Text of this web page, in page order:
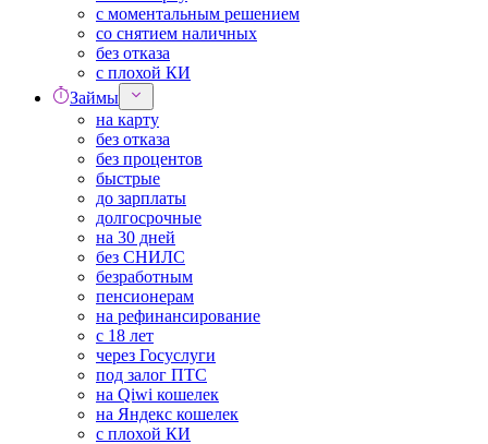
с моментальным решением
со снятием наличных
без отказа
с плохой КИ
Займы
на карту
без отказа
без процентов
быстрые
до зарплаты
долгосрочные
на 30 дней
без СНИЛС
безработным
пенсионерам
на рефинансирование
с 18 лет
через Госуслуги
под залог ПТС
на Qiwi кошелек
на Яндекс кошелек
с плохой КИ